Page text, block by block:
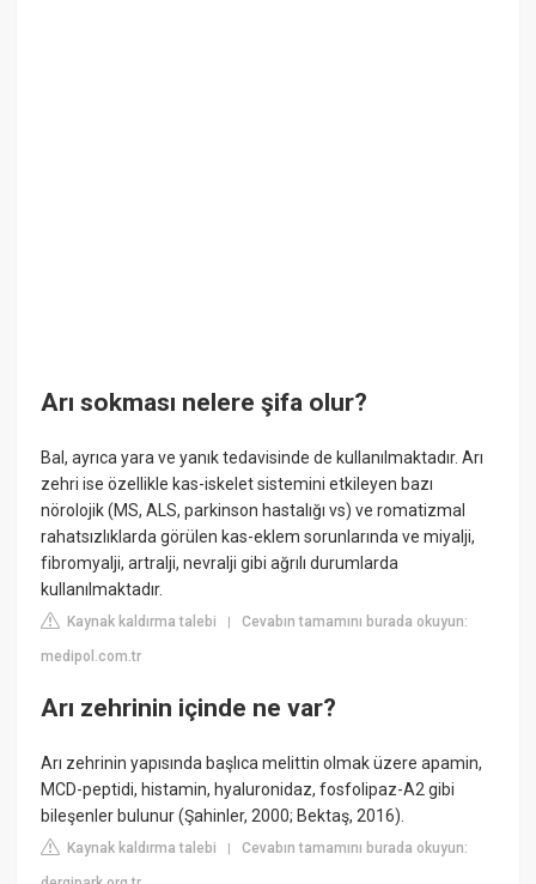
Arı sokması nelere şifa olur?
Bal, ayrıca yara ve yanık tedavisinde de kullanılmaktadır. Arı
zehri ise özellikle kas-iskelet sistemini etkileyen bazı
nörolojik (MS, ALS, parkinson hastalığı vs) ve romatizmal
rahatsızlıklarda görülen kas-eklem sorunlarında ve miyalji,
fibromyalji, artralji, nevralji gibi ağrılı durumlarda
kullanılmaktadır.
Kaynak kaldırma talebi |Cevabın tamamını burada okuyun:
medipol.com.tr
Arı zehrinin içinde ne var?
Arı zehrinin yapısında başlıca melittin olmak üzere apamin,
MCD-peptidi, histamin, hyaluronidaz, fosfolipaz-A2 gibi
bileşenler bulunur (Şahinler, 2000; Bektaş, 2016).
Kaynak kaldırma talebi |Cevabın tamamını burada okuyun: